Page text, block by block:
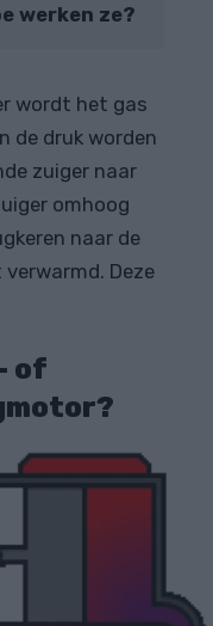
werken ze?
wordt het gas
de druk worden
zuiger naar
omhoog
naar de
Deze
of